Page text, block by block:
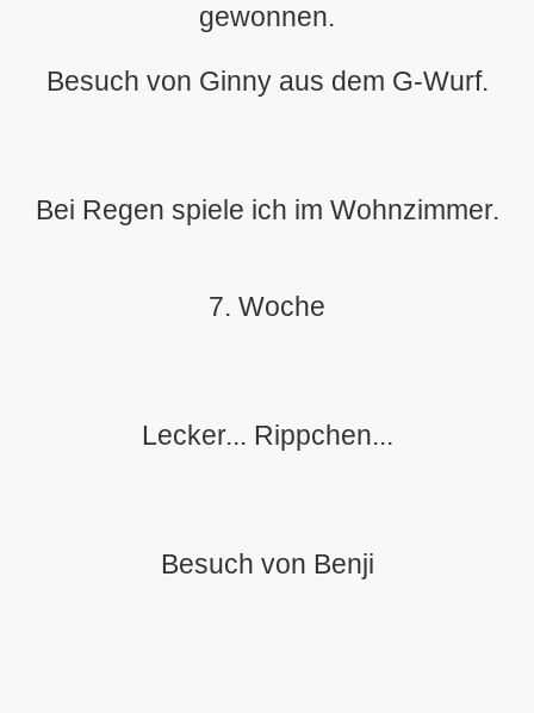
gewonnen.
Besuch von Ginny aus dem G-Wurf.
Bei Regen spiele ich im Wohnzimmer.
7. Woche
Lecker... Rippchen...
Besuch von Benji